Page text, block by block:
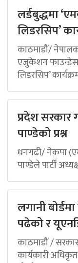
लर्डबुद्धमा
लिडरसिप’
काठमाडौं/
एजुकेशन
लिडरसिप’
प्रदेश
पाण्डेको प्रश्न
धनगढी/ नेकपा
पाण्डेले पार्टी
लगानी
पढेको र
काठमाडौं /
कार्यकारी